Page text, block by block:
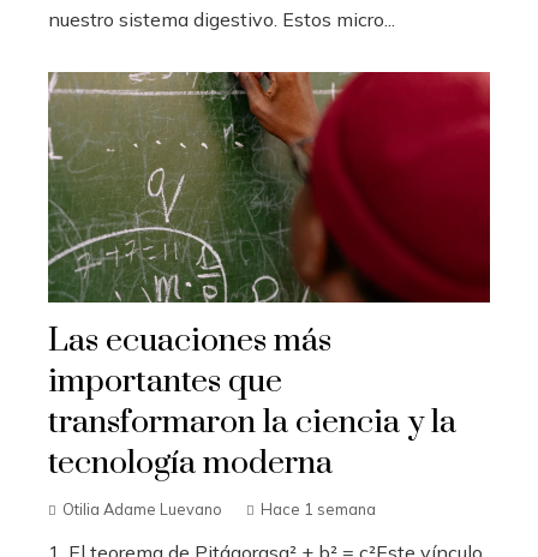
nuestro sistema digestivo. Estos micro...
Las ecuaciones más
importantes que
transformaron la ciencia y la
tecnología moderna
Otilia Adame Luevano Hace 1 semana